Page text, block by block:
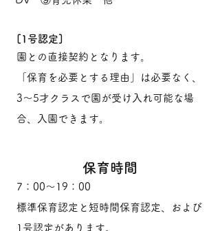
[1号認定]
園との直接契約となります。
「保育を必要とする理由」は必要なく、
3～5才クラスで園が受け入れ可能な場
合、入園できます。
7：00～19：00
標準保育認定と短時間保育認定、および
1号認定があります。
保育時間